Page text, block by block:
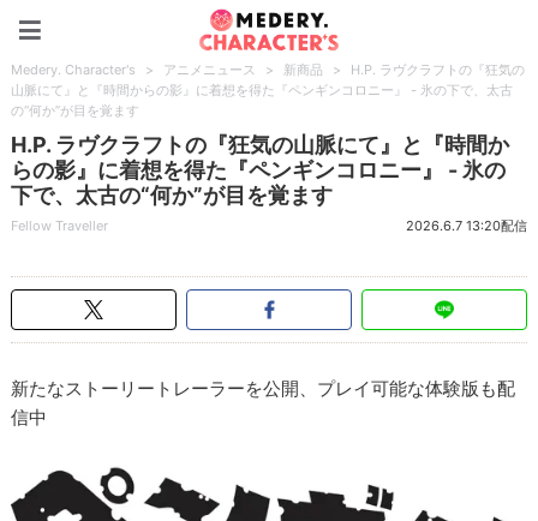
Medery. Character's > アニメニュース > 新商品 >
H.P. ラヴクラフトの『狂気の
山脈にて』と『時間からの影』に着想を得た『ペンギンコロニー』 - 氷の下で、太古
の“何か”が目を覚ます
H.P. ラヴクラフトの『狂気の山脈にて』と『時間か
らの影』に着想を得た『ペンギンコロニー』 - 氷の
下で、太古の“何か”が目を覚ます
Fellow Traveller 2026.6.7 13:20配信
新たなストーリートレーラーを公開、プレイ可能な体験版も配
信中